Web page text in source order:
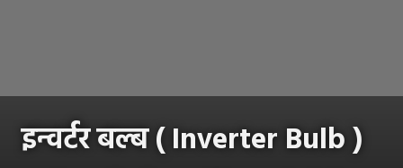
इन्वर्टर बल्ब ( Inverter Bulb )